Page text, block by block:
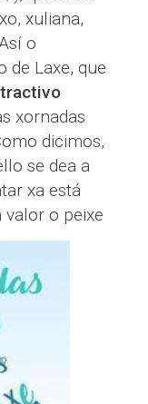
xuliana,
o
de Laxe, que
xornadas
dicimos,
se dea a
xa está
o peixe